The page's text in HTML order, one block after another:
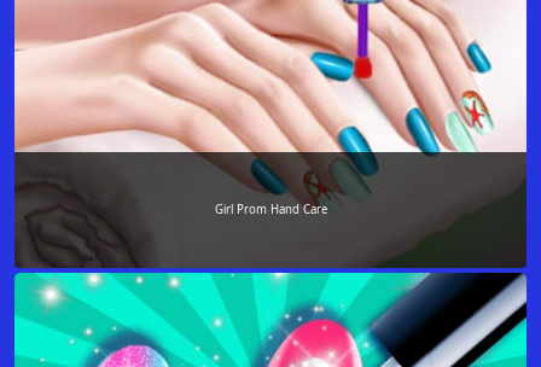
Girl Prom Hand Care